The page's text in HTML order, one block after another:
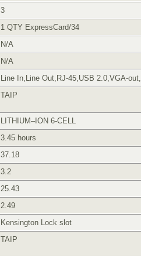
3
1 QTY ExpressCard/34
N/A
N/A
Line In,Line Out,RJ-45,USB 2.0,VGA-out,
TAIP
LITHIUM–ION 6-CELL
3.45 hours
37.18
3.2
25.43
2.49
Kensington Lock slot
TAIP